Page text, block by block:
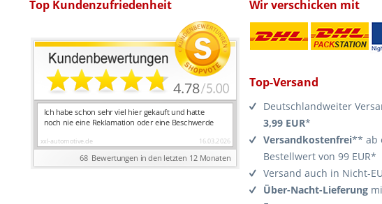
Top Kundenzufriedenheit Wir verschicken mit
Top-Versand
Deutschlandweiter
3,99 EUR*
Versandkostenfrei** ab
Bestellwert von 99 EUR*
Versand auch in Nicht-
Über-Nacht-Lieferung